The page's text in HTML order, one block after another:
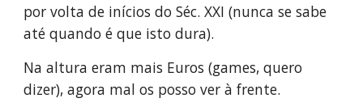
por volta de inícios do Séc. XXI (nunca se sabe
até quando é que isto dura).
Na altura eram mais Euros (games, quero
dizer), agora mal os posso ver à frente.